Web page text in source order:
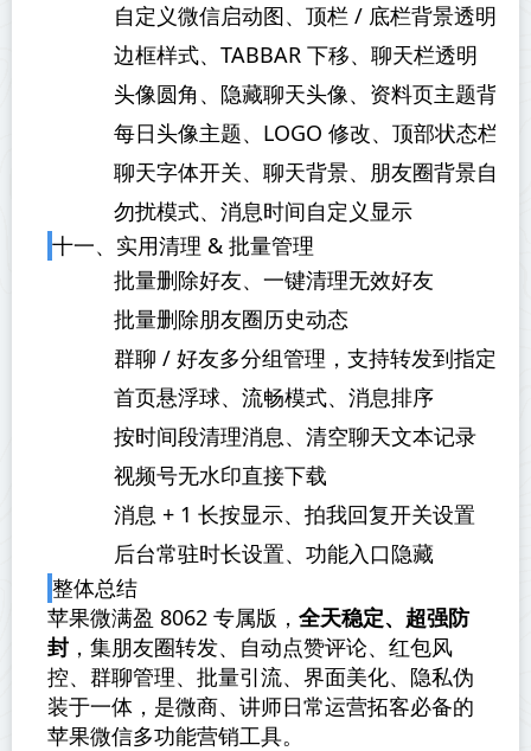
自定义微信启动图、顶栏 / 底栏背景透明
边框样式、TABBAR 下移、聊天栏透明
头像圆角、隐藏聊天头像、资料页主题背景
每日头像主题、LOGO 修改、顶部状态栏美
聊天字体开关、聊天背景、朋友圈背景自定
勿扰模式、消息时间自定义显示
十一、实用清理 & 批量管理
批量删除好友、一键清理无效好友
批量删除朋友圈历史动态
群聊 / 好友多分组管理，支持转发到指定分
首页悬浮球、流畅模式、消息排序
按时间段清理消息、清空聊天文本记录
视频号无水印直接下载
消息 + 1 长按显示、拍我回复开关设置
后台常驻时长设置、功能入口隐藏
整体总结
苹果微满盈 8062 专属版， 全天稳定、超强防
封 ，集朋友圈转发、自动点赞评论、红包风
控、群聊管理、批量引流、界面美化、隐私伪
装于一体，是微商、讲师日常运营拓客必备的
苹果微信多功能营销工具。